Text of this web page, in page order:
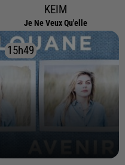
KEIM
Je Ne Veux Qu'elle
15h49
15h49